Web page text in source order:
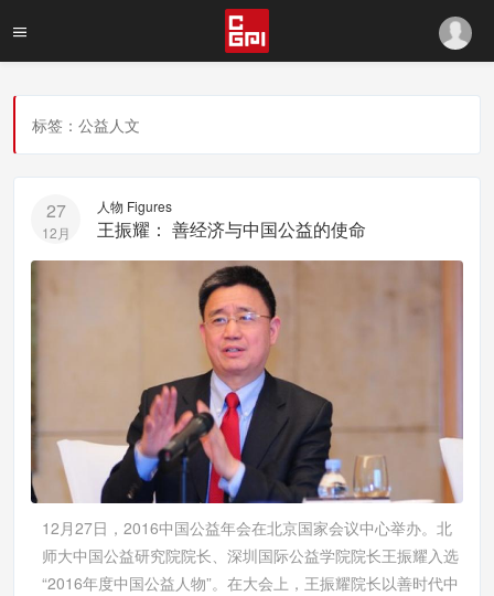
标签：公益人文
27
12月
人物 Figures
王振耀： 善经济与中国公益的使命
12月27日，2016中国公益年会在北京国家会议中心举办。北
师大中国公益研究院院长、深圳国际公益学院院长王振耀入选
“2016年度中国公益人物”。在大会上，王振耀院长以善时代中